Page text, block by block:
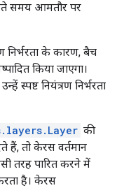
समय आमतौर पर
निर्भरता के कारण, बैच
किया जाएगा।
स्पष्ट नियंत्रण निर्भरता
की
हैं, तो केरस वर्तमान
तरह पारित करने में
है। केरस